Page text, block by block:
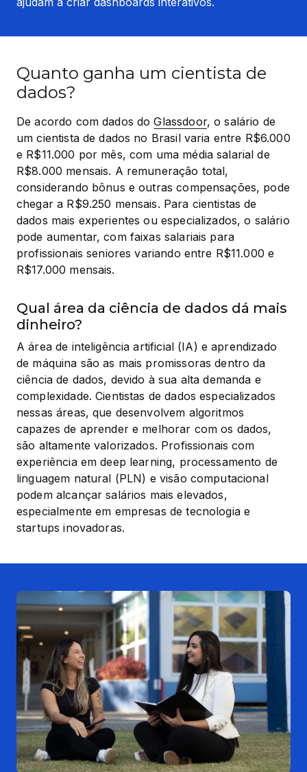
Quanto ganha um cientista de
dados?
De acordo com dados do Glassdoor, o salário de
um cientista de dados no Brasil varia entre R$6.000
e R$11.000 por mês, com uma média salarial de
R$8.000 mensais. A remuneração total,
considerando bônus e outras compensações, pode
chegar a R$9.250 mensais. Para cientistas de
dados mais experientes ou especializados, o salário
pode aumentar, com faixas salariais para
profissionais seniores variando entre R$11.000 e
R$17.000 mensais.
Qual área da ciência de dados dá mais
dinheiro?
A área de inteligência artificial (IA) e aprendizado
de máquina são as mais promissoras dentro da
ciência de dados, devido à sua alta demanda e
complexidade. Cientistas de dados especializados
nessas áreas, que desenvolvem algoritmos
capazes de aprender e melhorar com os dados,
são altamente valorizados. Profissionais com
experiência em deep learning, processamento de
linguagem natural (PLN) e visão computacional
podem alcançar salários mais elevados,
especialmente em empresas de tecnologia e
startups inovadoras.